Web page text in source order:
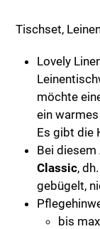
Menge
Tischset,
Lovely
möchte
ein
Es gibt die
Bei
Classic,
gebügelt,
bis